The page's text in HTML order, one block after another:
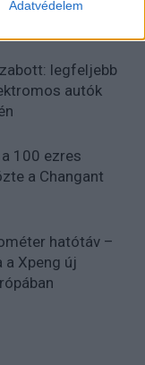
Adatvédelem
legfeljebb
autók
100 ezres
a Changant
hatótáv –
a Xpeng új